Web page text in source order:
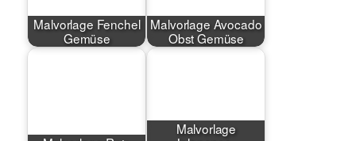
Malvorlage Fenchel
Gemüse
Malvorlage Avocado
Obst Gemüse
Malvorlage